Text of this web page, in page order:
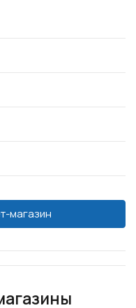
магазин